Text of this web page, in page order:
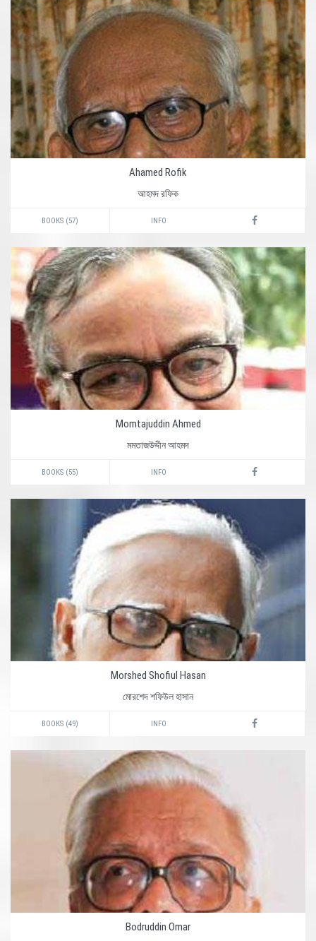
Ahamed Rofik
আহমদ রফিক
BOOKS (57) INFO
Momtajuddin Ahmed
মমতাজউদ্দীন আহমদ
BOOKS (55) INFO
Morshed Shofiul Hasan
মোরশেদ শফিউল হাসান
BOOKS (49) INFO
Bodruddin Omar